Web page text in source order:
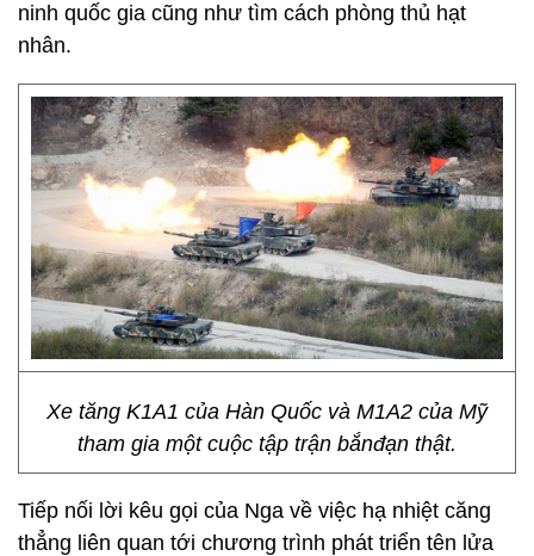
ninh quốc gia cũng như tìm cách phòng thủ hạt
nhân.
Xe tăng K1A1 của Hàn Quốc và M1A2 của Mỹ
tham gia một cuộc tập trận bắnđạn thật.
Tiếp nối lời kêu gọi của Nga về việc hạ nhiệt căng
thẳng liên quan tới chương trình phát triển tên lửa